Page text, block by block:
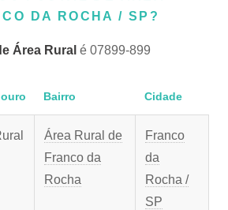
DA ROCHA / SP?
Área Rural é 07899-899
Bairro Cidade
Área Rural de
Franco da
Rocha
Franco
da
Rocha /
SP